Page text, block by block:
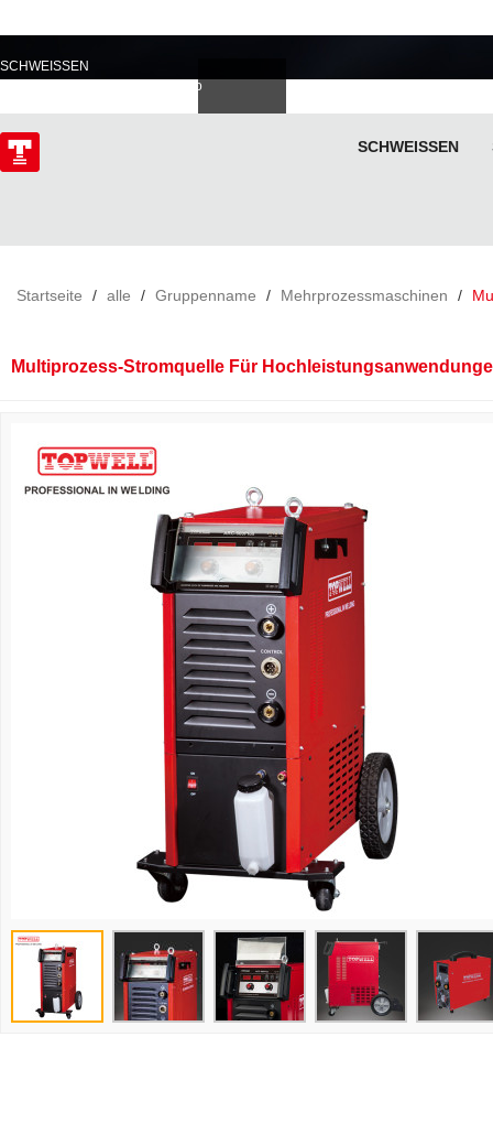
SCHWEISSEN
Italiano
SCHWEISSEN
Startseite / alle / Gruppenname / Mehrprozessmaschinen /
Multiprozess-Stromquelle Für